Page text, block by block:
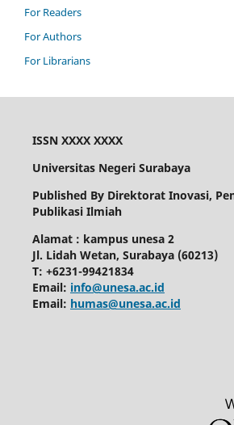
For Readers
For Authors
For Librarians
ISSN XXXX XXXX
Universitas Negeri Surabaya
Published By Direktorat Inovasi,
Publikasi Ilmiah
Alamat : kampus unesa 2
Jl. Lidah Wetan, Surabaya (60213)
T: +6231-99421834
Email: info@unesa.ac.id
Email: humas@unesa.ac.id